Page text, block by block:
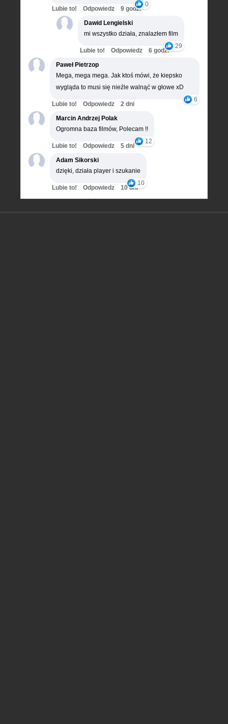
0
Lubie to! Odpowiedz
9 godz.
Dawid Lengielski
mi wszystko działa, znalazłem film
29
Lubie to! Odpowiedz
6 godz.
Paweł Pietrzop
Mega, mega mega. Jak ktoś mówi, że kiepsko
wygląda to musi się nieźle walnąć w głowe xD
6
Lubie to! Odpowiedz
2 dni
Marcin Andrzej Polak
Ogromna baza filmów, Polecam !!
12
Lubie to! Odpowiedz
5 dni
Adam Sikorski
dzięki, działa player i szukanie
10
Lubie to! Odpowiedz 10 dni